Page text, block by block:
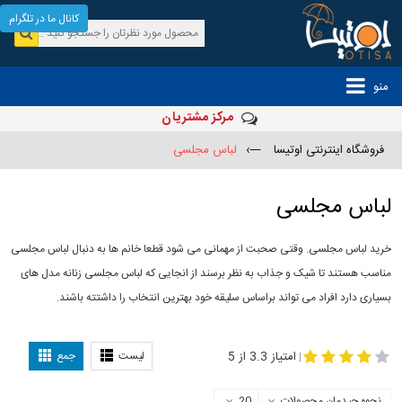
منو
مرکز مشتریان
فروشگاه اینترنتی اوتیسا —› لباس مجلسی
لباس مجلسی
خرید لباس مجلسی. وقتی صحبت از مهمانی می شود قطعا خانم ها به دنبال لباس مجلسی
مناسب هستند تا شیک و جذاب به نظر برسند از انجایی که لباس مجلسی زنانه مدل های
بسیاری دارد افراد می تواند براساس سلیقه خود بهترین انتخاب را داشتته باشند.
لیست جمع | امتیاز 3.3 از 5
کانال ما در تلگرام